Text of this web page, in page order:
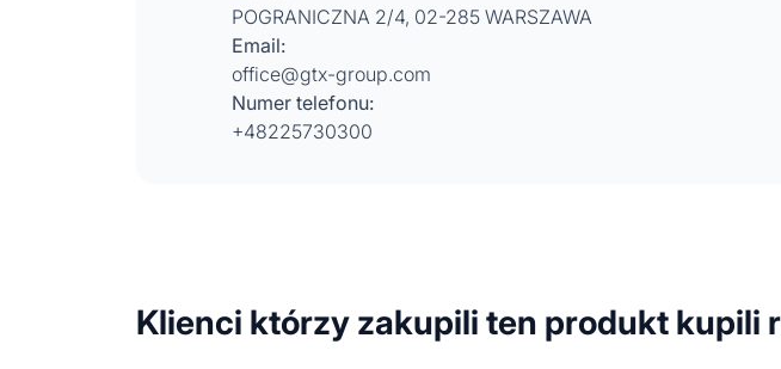
POGRANICZNA 2/4, 02-285 WARSZAWA
Email:
office@gtx-group.com
Numer telefonu:
+48225730300
Klienci którzy zakupili ten produkt kupili